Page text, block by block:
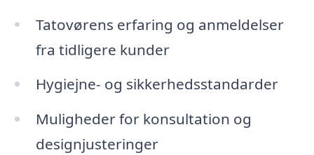
Tatovørens erfaring og anmeldelser
fra tidligere kunder
Hygiejne- og sikkerhedsstandarder
Muligheder for konsultation og
designjusteringer